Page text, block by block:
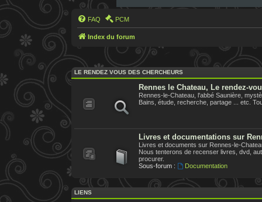
FAQ PCM
Index du forum
LE RENDEZ VOUS DES CHERCHEURS
Rennes le Chateau, Le rendez-
Rennes-le-Chateau, l'abbé Saunière,
Bains, étude, recherche, partage ... etc.
Livres et documentations sur
Livres et documents sur Rennes-le-
Nous tenterons de recenser livres, dvd,
procurer.
Sous-forum :
Documentation
LIENS